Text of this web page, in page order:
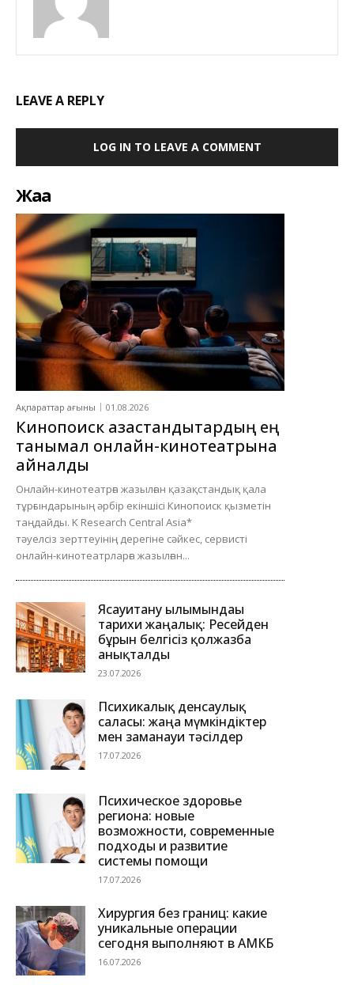
LEAVE A REPLY
LOG IN TO LEAVE A COMMENT
Жаңа
Ақпараттар ағыны 01.08.2026
Кинопоиск қазақстандықтардың ең
танымал онлайн-кинотеатрына
айналды
Онлайн-кинотеатрға жазылған қазақстандық қала
тұрғындарының әрбір екіншісі Кинопоиск қызметін
таңдайды. K Research Central Asia*
тәуелсіз зерттеуінің дерегіне сәйкес, сервисті
онлайн-кинотеатрларға жазылған...
Ясауитану ғылымындағы
тарихи жаңалық: Ресейден
бұрын белгісіз қолжазба
анықталды
23.07.2026
Психикалық денсаулық
саласы: жаңа мүмкіндіктер
мен заманауи тәсілдер
17.07.2026
Психическое здоровье
региона: новые
возможности, современные
подходы и развитие
системы помощи
17.07.2026
Хирургия без границ: какие
уникальные операции
сегодня выполняют в АМКБ
16.07.2026